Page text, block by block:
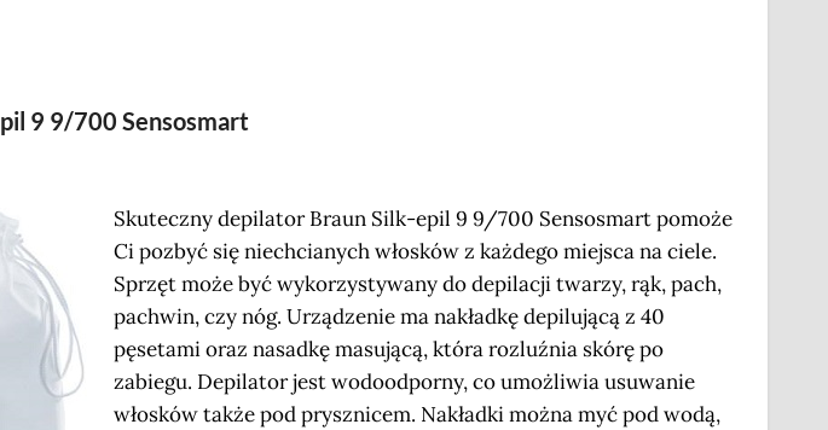
9 9/700 Sensosmart
Skuteczny depilator Braun Silk-epil 9 9/700 Sensosmart pomoże
Ci pozbyć się niechcianych włosków z każdego miejsca na ciele.
Sprzęt może być wykorzystywany do depilacji twarzy, rąk, pach,
pachwin, czy nóg. Urządzenie ma nakładkę depilującą z 40
pęsetami oraz nasadkę masującą, która rozluźnia skórę po
zabiegu. Depilator jest wodoodporny, co umożliwia usuwanie
włosków także pod prysznicem. Nakładki można myć pod wodą,